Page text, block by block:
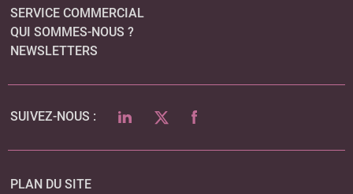
SERVICE COMMERCIAL
QUI SOMMES-NOUS ?
NEWSLETTERS
SUIVEZ-NOUS : LINKEDINTWITTERFACEBOOK
PLAN DU SITE